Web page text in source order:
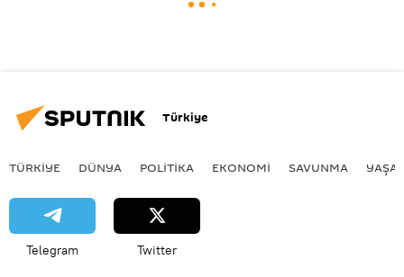
Türkiye
TÜRKIYE DÜNYA POLİTİKA EKONOMİ SAVUNMA
Telegram Twitter